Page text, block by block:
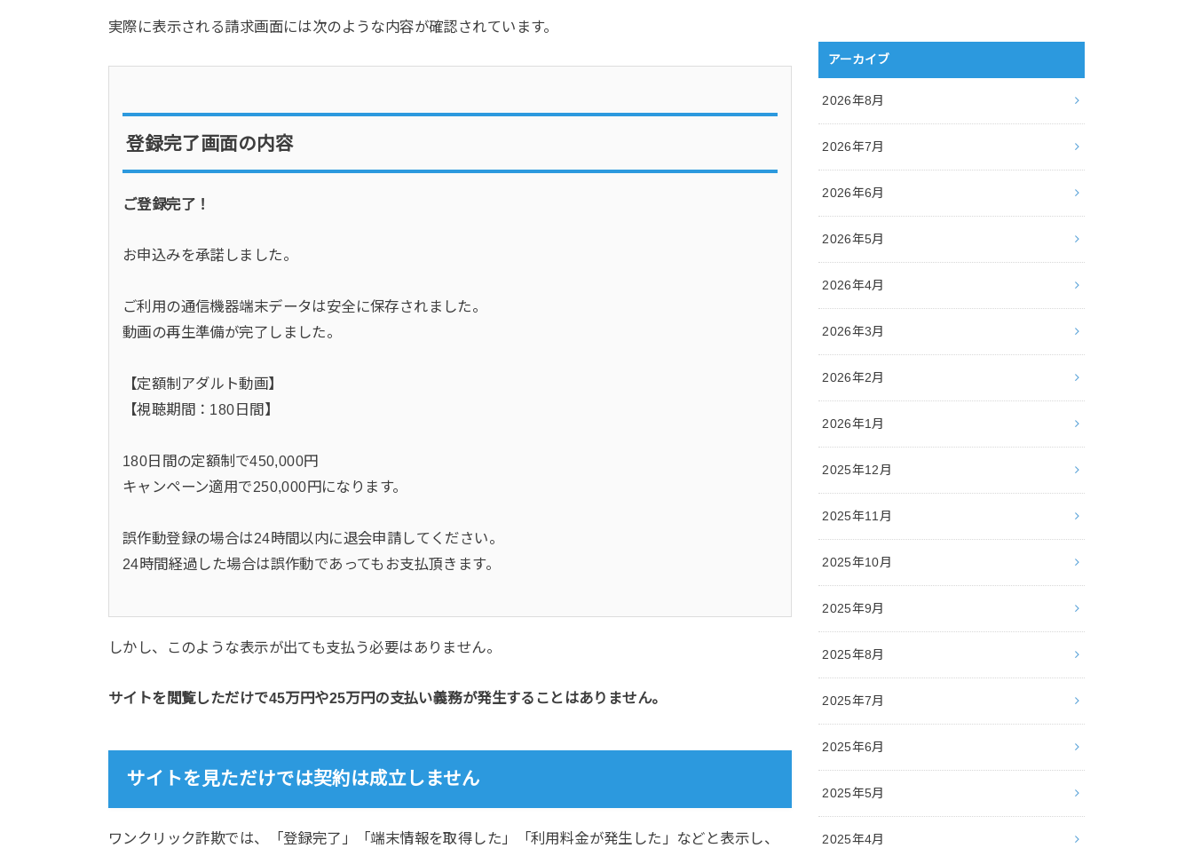
実際に表示される請求画面には次のような内容が確認されています。
登録完了画面の内容
ご登録完了！
お申込みを承諾しました。
ご利用の通信機器端末データは安全に保存されました。
動画の再生準備が完了しました。
【定額制アダルト動画】
【視聴期間：180日間】
180日間の定額制で450,000円
キャンペーン適用で250,000円になります。
誤作動登録の場合は24時間以内に退会申請してください。
24時間経過した場合は誤作動であってもお支払頂きます。
しかし、このような表示が出ても支払う必要はありません。
サイトを閲覧しただけで45万円や25万円の支払い義務が発生することはありません。
サイトを見ただけでは契約は成立しません
ワンクリック詐欺では、「登録完了」「端末情報を取得した」「利用料金が発生した」などと表示し、
アーカイブ
2026年8月
2026年7月
2026年6月
2026年5月
2026年4月
2026年3月
2026年2月
2026年1月
2025年12月
2025年11月
2025年10月
2025年9月
2025年8月
2025年7月
2025年6月
2025年5月
2025年4月